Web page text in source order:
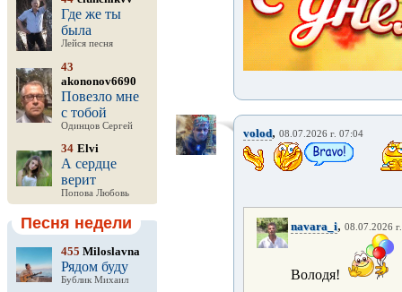
Где же ты
была
Лейся песня
43
akononov6690
Повезло мне
с тобой
Одинцов Сергей
34 Elvi
А сердце
верит
Попова Любовь
Песня недели
455 Miloslavna
Рядом буду
Бублик Михаил
volod, 08.07.2026 г. 07:04
navara_i, 08.07.2026
Володя!